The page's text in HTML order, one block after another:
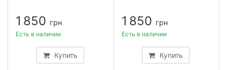
1 850 грн
Купить
Есть в наличии
1 850 грн
Купить
Есть в наличии